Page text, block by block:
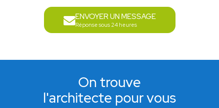
ENVOYER UN MESSAGE
Réponse sous 24 heures
On trouve
l'architecte pour vous